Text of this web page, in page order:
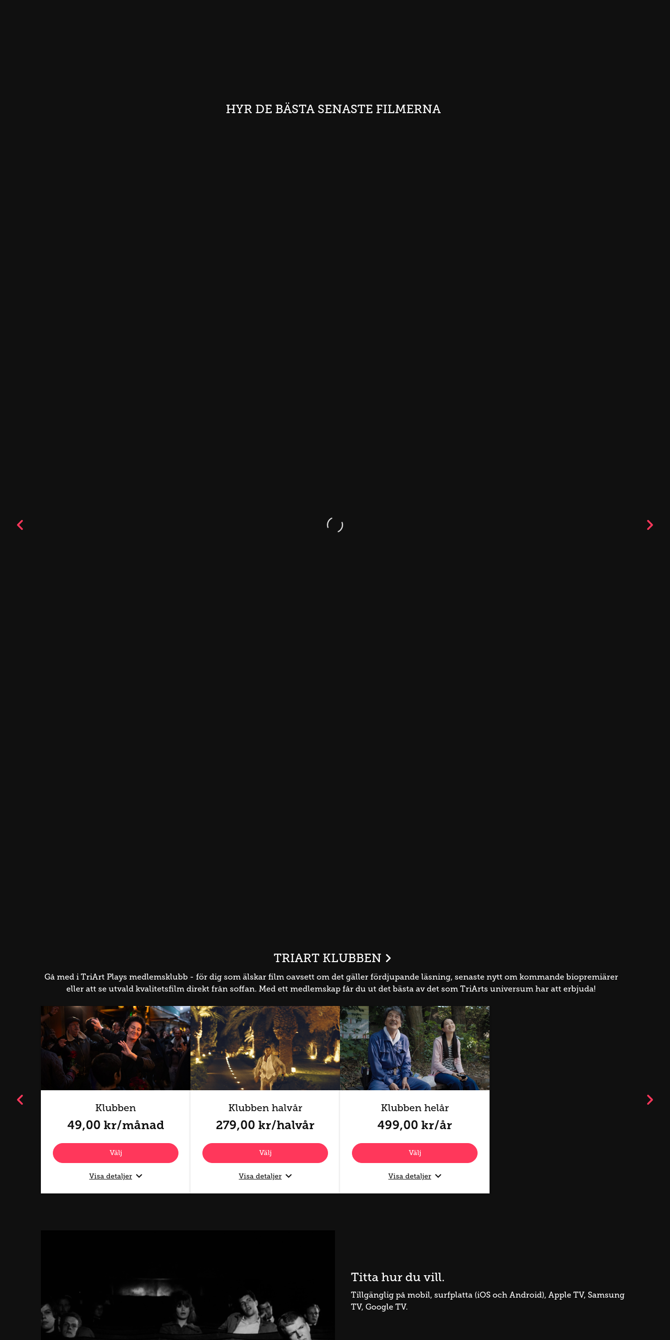
HYR DE BÄSTA SENASTE FILMERNA
TRIART KLUBBEN
Gå med i TriArt Plays medlemsklubb - för dig som älskar film oavsett om det gäller fördjupande läsning, senaste nytt om kommande biopremiärer
eller att se utvald kvalitetsfilm direkt från soffan. Med ett medlemskap får du ut det bästa av det som TriArts universum har att erbjuda!
Klubben
49,00 kr/månad
Välj
Visa detaljer
Klubben halvår
279,00 kr/halvår
Välj
Visa detaljer
Klubben helår
499,00 kr/år
Välj
Visa detaljer
Titta hur du vill.
Tillgänglig på mobil, surfplatta (iOS och Android), Apple TV, Samsung
TV, Google TV.